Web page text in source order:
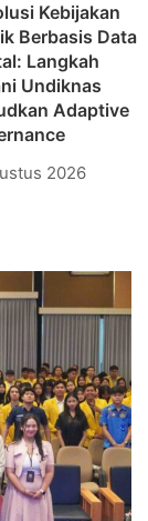
Kebijakan
Berbasis Data
Langkah
Undiknas
Adaptive
2026